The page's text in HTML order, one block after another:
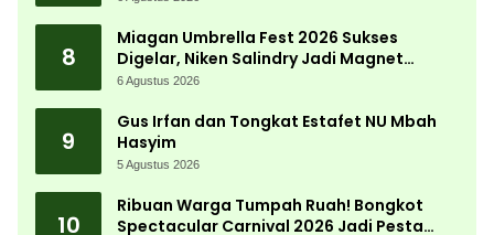
8
Miagan Umbrella Fest 2026 Sukses
Digelar, Niken Salindry Jadi Magnet
Ribuan Pengunjung
6 Agustus 2026
9
Gus Irfan dan Tongkat Estafet NU Mbah
Hasyim
5 Agustus 2026
10
Ribuan Warga Tumpah Ruah! Bongkot
Spectacular Carnival 2026 Jadi Pesta